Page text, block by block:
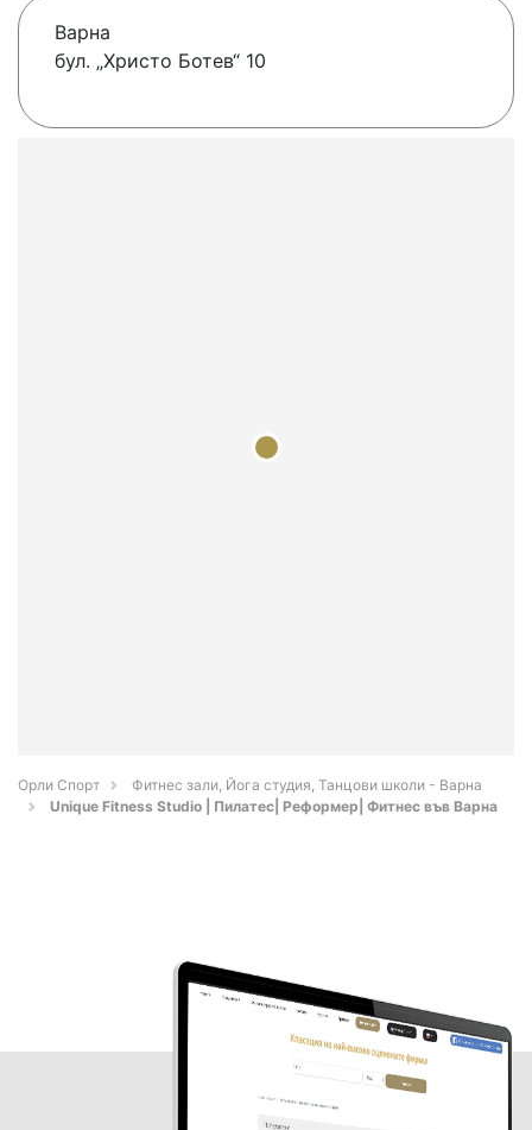
Варна
бул. „Христо Ботев“ 10
Орли Спорт
Фитнес зали, Йога студия, Танцови школи - Варна
Unique Fitness Studio | Пилатес| Реформер| Фитнес във Варна